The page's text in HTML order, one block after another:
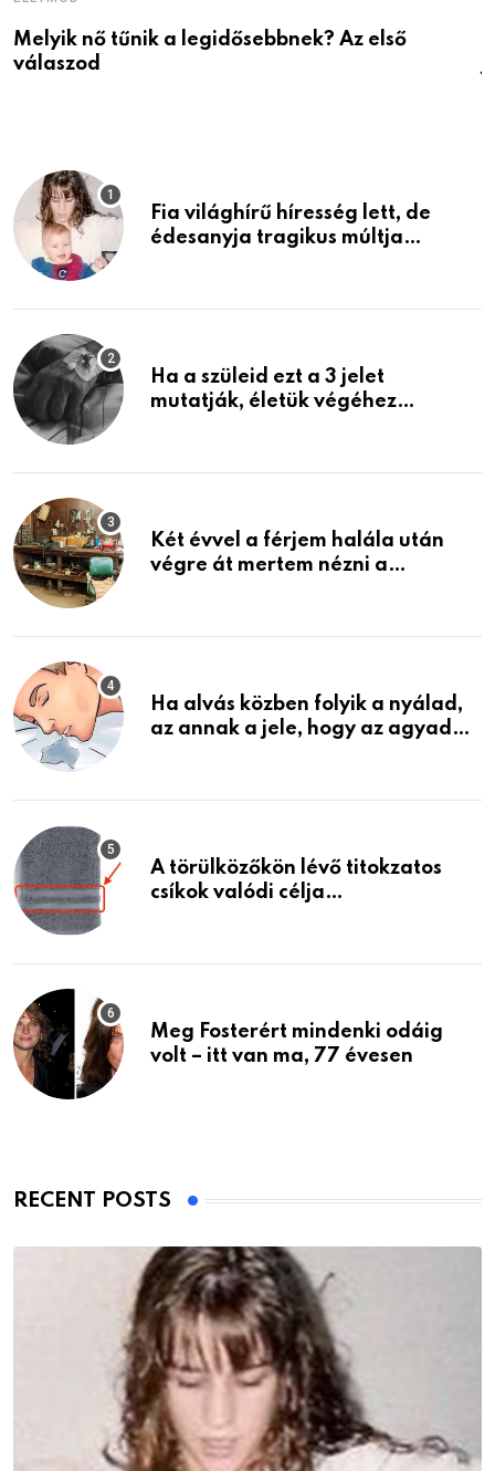
Melyik nő tűnik a legidősebbnek? Az első
válaszod
Fia világhírű híresség lett, de
édesanyja tragikus múltja
Ha a szüleid ezt a 3 jelet
mutatják, életük végéhez
Két évvel a férjem halála után
végre át mertem nézni a
életemet
Ha alvás közben folyik a nyálad,
az annak a jele, hogy az agyad…
A törülközőkön lévő titokzatos
csíkok valódi célja…
Meg Fosterért mindenki odáig
volt – itt van ma, 77 évesen
RECENT POSTS